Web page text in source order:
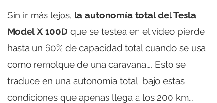
Sin ir más lejos, la autonomía total del Tesla
Model X 100D que se testea en el vídeo pierde
hasta un 60% de capacidad total cuando se usa
como remolque de una caravana…. Esto se
traduce en una autonomía total, bajo estas
condiciones que apenas llega a los 200 km…